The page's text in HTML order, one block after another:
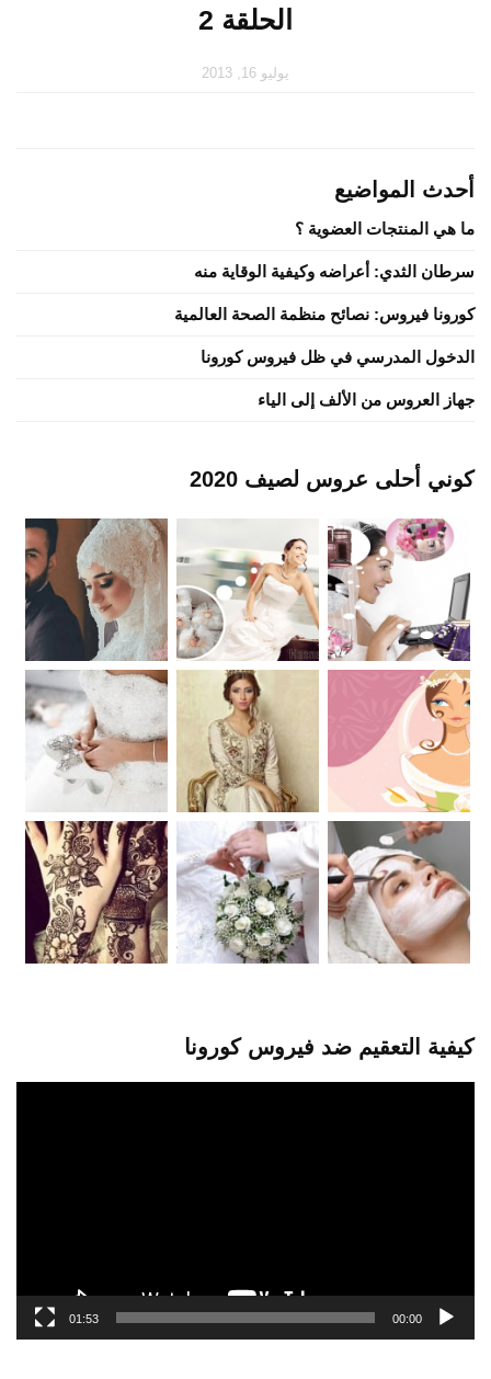
الحلقة 2
يوليو 16, 2013
أحدث المواضيع
ما هي المنتجات العضوية ؟
سرطان الثدي: أعراضه وكيفية الوقاية منه
كورونا فيروس: نصائح منظمة الصحة العالمية
الدخول المدرسي في ظل فيروس كورونا
جهاز العروس من الألف إلى الياء
كوني أحلى عروس لصيف 2020
كيفية التعقيم ضد فيروس كورونا
00:00
01:53